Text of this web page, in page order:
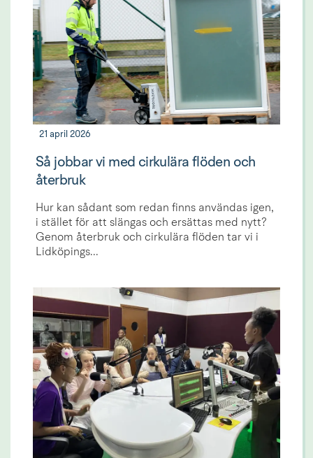
21 april 2026
Så jobbar vi med cirkulära flöden och
återbruk
Hur kan sådant som redan finns användas igen,
i stället för att slängas och ersättas med nytt?
Genom återbruk och cirkulära flöden tar vi i
Lidköpings...